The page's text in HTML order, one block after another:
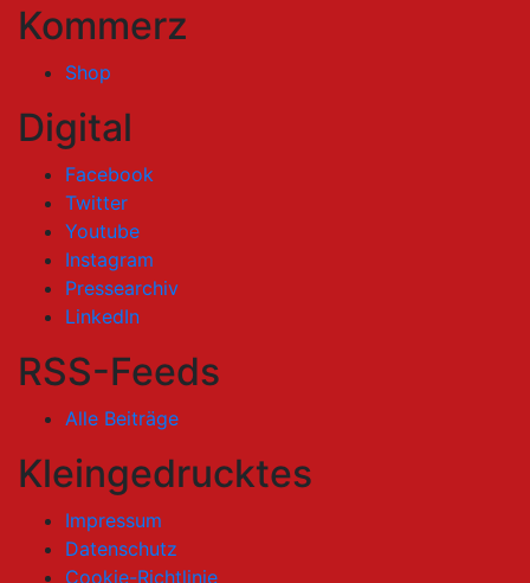
Kommerz
Shop
Digital
Facebook
Twitter
Youtube
Instagram
Pressearchiv
LinkedIn
RSS-Feeds
Alle Beiträge
Kleingedrucktes
Impressum
Datenschutz
Cookie-Richtlinie